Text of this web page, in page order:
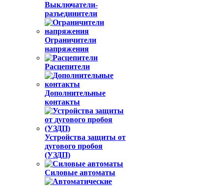
Выключатели-
разъединители
Ограничители
напряжения
Расцепители
Дополнительные
контакты
Устройства защиты от
дугового пробоя
(УЗДП)
Силовые автоматы